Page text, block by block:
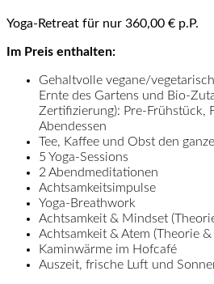
Yoga-Retreat für nur 360,00 € p.P.
Im Preis enthalten:
Gehaltvolle vegane/
Ernte des Gartens und Bio-
Zertifizierung): Pre-Frühstück,
Abendessen
Tee, Kaffee und Obst den
5 Yoga-Sessions
2 Abendmeditationen
Achtsamkeitsimpulse
Yoga-Breathwork
Achtsamkeit & Mindset
Achtsamkeit & Atem (Theorie &
Kaminwärme im Hofcafé
Auszeit, frische Luft und